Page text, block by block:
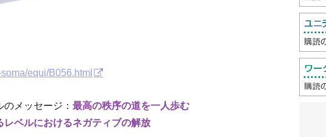
equi/B056.html
メッセージ： 最高の秩序の道を一人歩む
レベルにおけるネガティブの解放